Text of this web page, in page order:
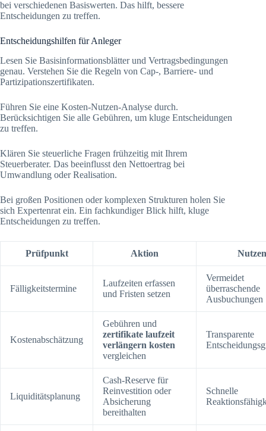
bei verschiedenen Basiswerten. Das hilft, bessere
Entscheidungen zu treffen.
Entscheidungshilfen für Anleger
Lesen Sie Basisinformationsblätter und Vertragsbedingungen
genau. Verstehen Sie die Regeln von Cap-, Barriere- und
Partizipationszertifikaten.
Führen Sie eine Kosten-Nutzen-Analyse durch.
Berücksichtigen Sie alle Gebühren, um kluge Entscheidungen
zu treffen.
Klären Sie steuerliche Fragen frühzeitig mit Ihrem
Steuerberater. Das beeinflusst den Nettoertrag bei
Umwandlung oder Realisation.
Bei großen Positionen oder komplexen Strukturen holen Sie
sich Expertenrat ein. Ein fachkundiger Blick hilft, kluge
Entscheidungen zu treffen.
Prüfpunkt Aktion Nutzen
Fälligkeitstermine
Laufzeiten erfassen
und Fristen setzen
Vermeidet
überraschende
Ausbuchungen
Kostenabschätzung
Gebühren und
zertifikate laufzeit
verlängern kosten
vergleichen
Transparente
Liquiditätsplanung
Cash-Reserve für
Reinvestition oder
Absicherung
bereithalten
Schnelle